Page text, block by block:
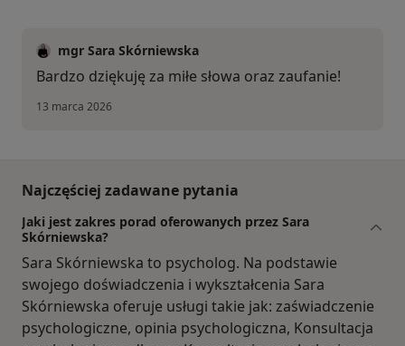
mgr Sara Skórniewska
Bardzo dziękuję za miłe słowa oraz zaufanie!
13 marca 2026
Najczęściej zadawane pytania
Jaki jest zakres porad oferowanych przez Sara
Skórniewska?
Sara Skórniewska to psycholog. Na podstawie
swojego doświadczenia i wykształcenia Sara
Skórniewska oferuje usługi takie jak: zaświadczenie
psychologiczne, opinia psychologiczna, Konsultacja